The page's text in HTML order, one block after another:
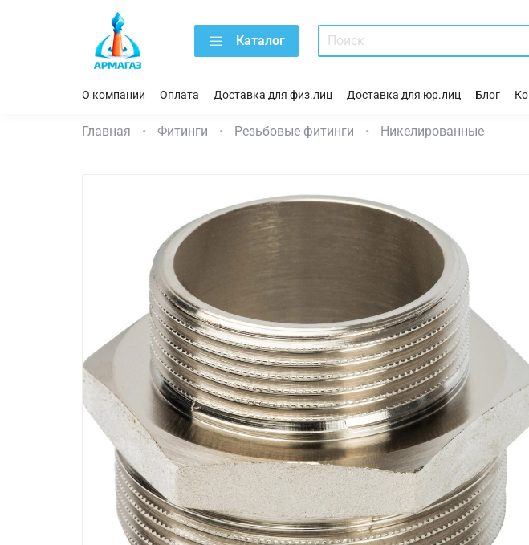
Каталог
О компании Оплата Доставка для физ.лиц Доставка для юр.лиц Блог
Главная Фитинги Резьбовые фитинги Никелированные